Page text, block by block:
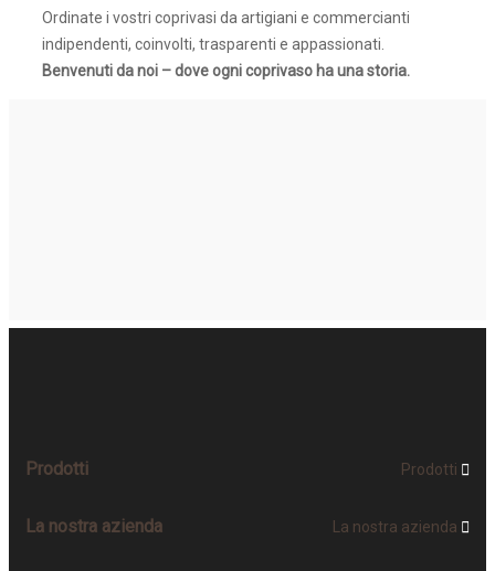
Ordinate i vostri coprivasi da artigiani e commercianti
indipendenti, coinvolti, trasparenti e appassionati.
Benvenuti da noi – dove ogni coprivaso ha una storia.
Prodotti Prodotti 
La nostra azienda La nostra azienda 